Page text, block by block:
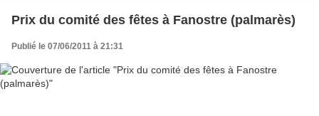
Prix du comité des fêtes à Fanostre (palmarès)
Publié le 07/06/2011 à 21:31